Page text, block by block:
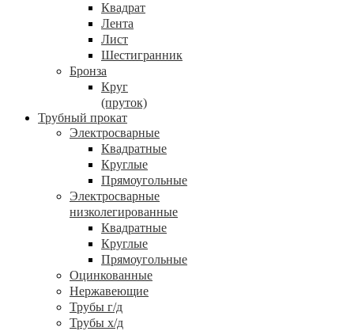
Квадрат
Лента
Лист
Шестигранник
Бронза
Круг
(пруток)
Трубный прокат
Электросварные
Квадратные
Круглые
Прямоугольные
Электросварные
низколегированные
Квадратные
Круглые
Прямоугольные
Оцинкованные
Нержавеющие
Трубы г/д
Трубы х/д